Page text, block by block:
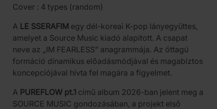
Cover : 4 types (random)
A LE SSERAFIM egy dél-koreai K-pop lányegyüttes,
amelyet a Source Music kiadó alapított. A csapat
neve az „IM FEARLESS” anagrammája. Az öttagú
formáció dinamikus előadásmódjával és magabiztos
koncepciójával hívta fel magára a figyelmet.
A PUREFLOW pt.1 című album 2026-ban jelent meg a
SOURCE MUSIC gondozásában, a projekt első